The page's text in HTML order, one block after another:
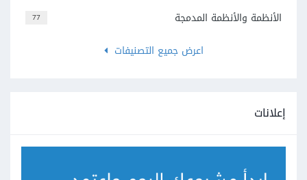
77
الأنظمة والأنظمة المدمجة
اعرض جميع التصنيفات
إعلانات